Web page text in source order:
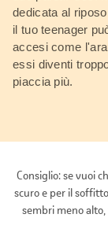
dedicata al
il tuo teenager
accesi come
essi diventi
piaccia più.
Consiglio: se vuoi
scuro e per il
sembri meno